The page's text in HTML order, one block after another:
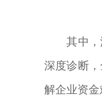
其中，湖
深度诊断
解企业资金